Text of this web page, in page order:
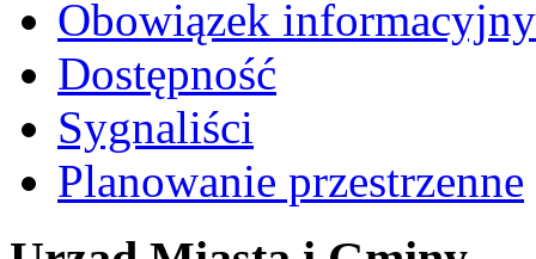
Obowiązek informacyjny
Dostępność
Sygnaliści
Planowanie przestrzenne